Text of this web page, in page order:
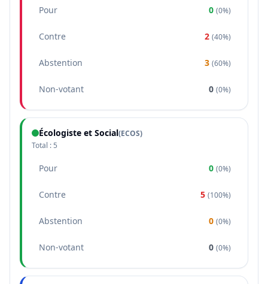
Pour 0 (0%)
Contre 2 (40%)
Abstention 3 (60%)
Non-votant 0 (0%)
Écologiste et Social(ECOS)
Total : 5
Pour 0 (0%)
Contre 5 (100%)
Abstention 0 (0%)
Non-votant 0 (0%)